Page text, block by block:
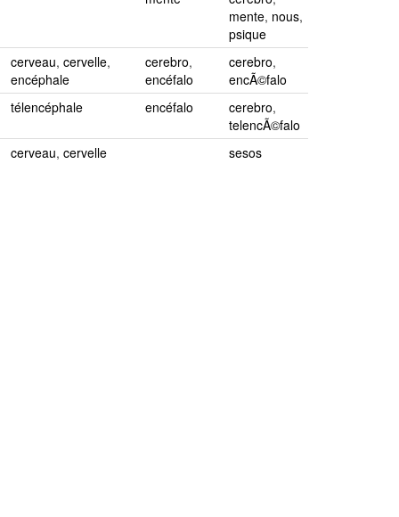
mente, nous,
psique
cerveau, cervelle,
encéphale
cerebro,
encéfalo
cerebro,
encÃ©falo
télencéphale encéfalo cerebro,
telencÃ©falo
cerveau, cervelle sesos